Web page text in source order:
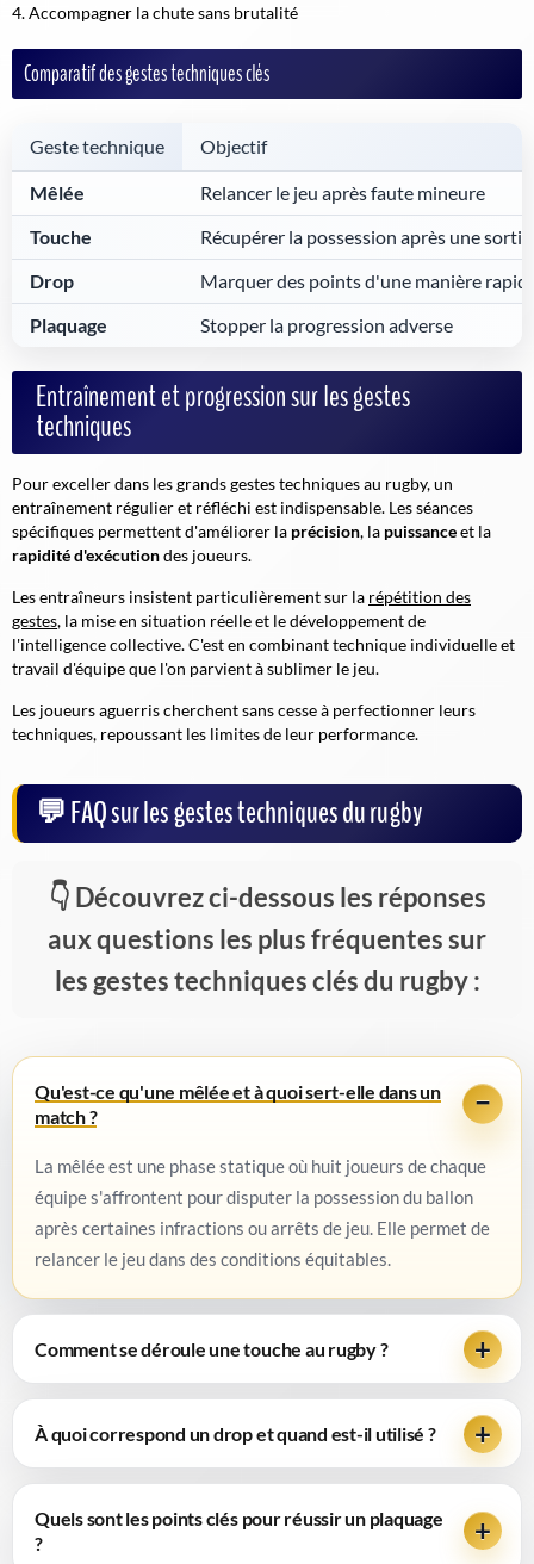
Accompagner la chute sans brutalité
Comparatif des gestes techniques clés
Geste technique Objectif
Mêlée
Relancer le jeu après faute mineure
Touche
Récupérer la possession après une sortie
Drop
Marquer des points d'une manière
Plaquage
Stopper la progression adverse
Entraînement et progression sur les gestes
techniques
Pour exceller dans les grands gestes techniques au rugby, un
entraînement régulier et réfléchi est indispensable. Les séances
spécifiques permettent d'améliorer la précision, la puissanceet la
rapidité d'exécutiondes joueurs.
Les entraîneurs insistent particulièrement sur la répétition des
gestes, la mise en situation réelle et le développement de
l'intelligence collective. C'est en combinant technique individuelle et
travail d'équipe que l'on parvient à sublimer le jeu.
Les joueurs aguerris cherchent sans cesse à perfectionner leurs
techniques, repoussant les limites de leur performance.
FAQ sur les gestes techniques du rugby
Découvrez ci-dessous les réponses
aux questions les plus fréquentes sur
les gestes techniques clés du rugby :
Qu'est-ce qu'une mêlée et à quoi sert-elle dans un
match ?
La mêlée est une phase statique où huit joueurs de chaque
équipe s'affrontent pour disputer la possession du ballon
après certaines infractions ou arrêts de jeu. Elle permet de
relancer le jeu dans des conditions équitables.
Comment se déroule une touche au rugby ?
À quoi correspond un drop et quand est-il utilisé ?
Quels sont les points clés pour réussir un plaquage
?